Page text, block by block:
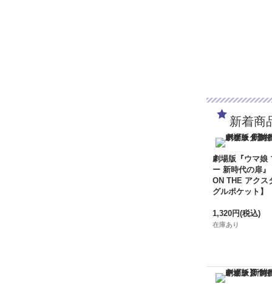
新着商
劇場版『ウマ娘
ー 新時代の扉』
ON THE アクス
グルポケット】
1,320円(税込)
在庫あり